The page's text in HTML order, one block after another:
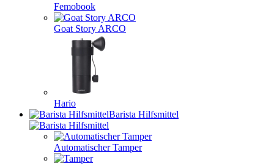
Femobook
Goat Story ARCO
Hario
Barista Hilfsmittel
Automatischer Tamper